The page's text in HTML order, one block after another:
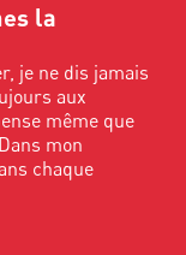
la
je ne dis jamais
aux
même que
mon
chaque